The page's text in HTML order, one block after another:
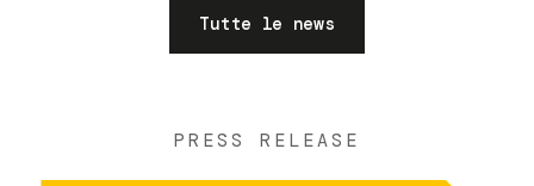
Tutte le news
PRESS RELEASE